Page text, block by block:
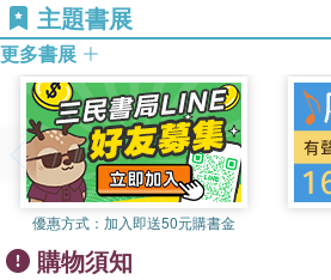
主題書展
更多書展
優惠方式： 加入即送50元購書金
購物須知